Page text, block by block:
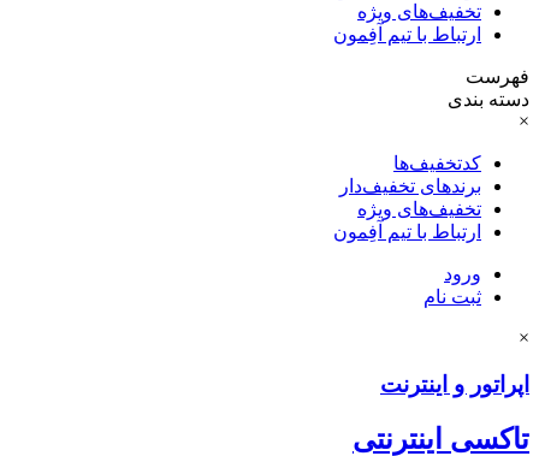
تخفیف‌های ویژه
ارتباط با تیم آفِمون
فهرست
دسته بندی
×
کدتخفیف‌ها
برندهای تخفیف‌دار
تخفیف‌های ویژه
ارتباط با تیم آفِمون
ورود
ثبت نام
×
اپراتور و اینترنت
تاکسی اینترنتی